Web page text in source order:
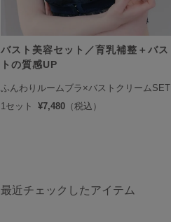
ショッピングガイド
お知らせ
バスト美容セット／育乳補整＋バス
トの質感UP
ふんわりルームブラ×バストクリームSET
1セット
¥7,480（税込）
最近チェックしたアイテム